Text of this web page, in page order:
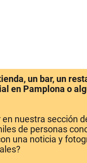
un bar, un
en Pamplona o
en nuestra sección
de personas
una noticia y